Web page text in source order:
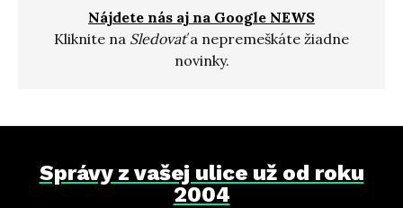
Nájdete nás aj na Google NEWS
Kliknite na Sledovaťa nepremeškáte žiadne
novinky.
Správy z vašej ulice už od roku
2004